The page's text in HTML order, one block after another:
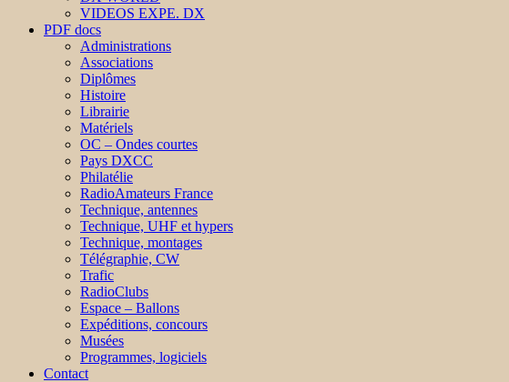
VIDEOS EXPE. DX
PDF docs
Administrations
Associations
Diplômes
Histoire
Librairie
Matériels
OC – Ondes courtes
Pays DXCC
Philatélie
RadioAmateurs France
Technique, antennes
Technique, UHF et hypers
Technique, montages
Télégraphie, CW
Trafic
RadioClubs
Espace – Ballons
Expéditions, concours
Musées
Programmes, logiciels
Contact